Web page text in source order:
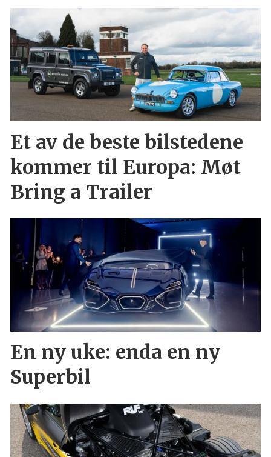
Et av de beste bilstedene
kommer til Europa: Møt
Bring a Trailer
En ny uke: enda en ny
Superbil